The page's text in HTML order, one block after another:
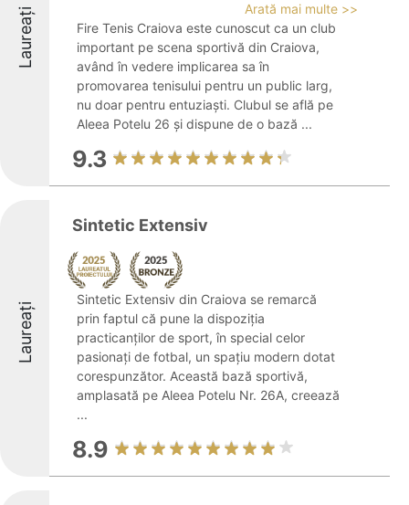
Laureați
Arată mai multe >>
Fire Tenis Craiova este cunoscut ca un club
important pe scena sportivă din Craiova,
având în vedere implicarea sa în
promovarea tenisului pentru un public larg,
nu doar pentru entuziaști. Clubul se află pe
Aleea Potelu 26 și dispune de o bază ...
9.3
Laureați
Sintetic Extensiv
Sintetic Extensiv din Craiova se remarcă
prin faptul că pune la dispoziția
practicanților de sport, în special celor
pasionați de fotbal, un spațiu modern dotat
corespunzător. Această bază sportivă,
amplasată pe Aleea Potelu Nr. 26A, creează
...
8.9